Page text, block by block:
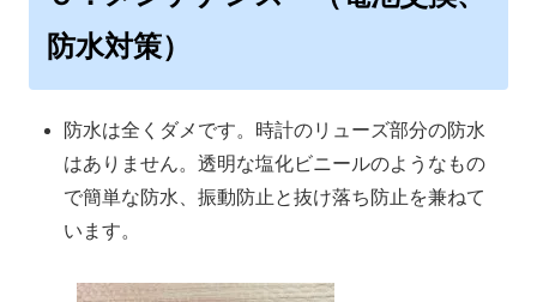
防水対策）
防水は全くダメです。時計のリューズ部分の防水
はありません。透明な塩化ビニールのようなもの
で簡単な防水、振動防止と抜け落ち防止を兼ねて
います。